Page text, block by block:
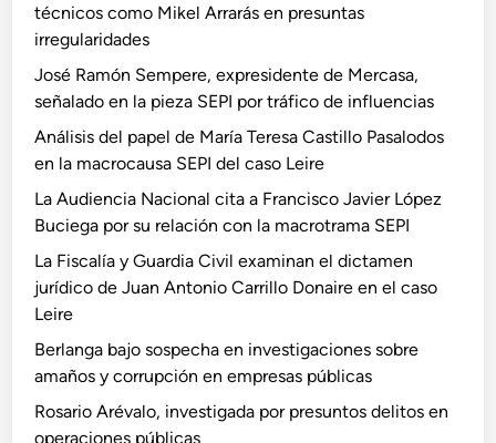
técnicos como Mikel Arrarás en presuntas
irregularidades
José Ramón Sempere, expresidente de Mercasa,
señalado en la pieza SEPI por tráfico de influencias
Análisis del papel de María Teresa Castillo Pasalodos
en la macrocausa SEPI del caso Leire
La Audiencia Nacional cita a Francisco Javier López
Buciega por su relación con la macrotrama SEPI
La Fiscalía y Guardia Civil examinan el dictamen
jurídico de Juan Antonio Carrillo Donaire en el caso
Leire
Berlanga bajo sospecha en investigaciones sobre
amaños y corrupción en empresas públicas
Rosario Arévalo, investigada por presuntos delitos en
operaciones públicas